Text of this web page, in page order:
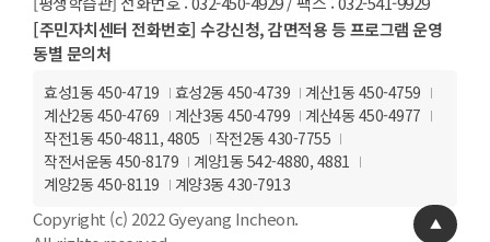
[주민자치센터 전화번호] 수강신청, 감면적용 등 프로그램 운영
동별 문의처
효성1동 450-4719 효성2동 450-4739
계산1동 450-4759
계산2동 450-4769
계산3동 450-4799
계산4동 450-4977
작전1동 450-4811, 4805
작전2동 430-7755
작전서운동 450-8179
계양1동 542-4880, 4881
계양2동 450-8119
계양3동 430-7913
Copyright (c) 2022 Gyeyang Incheon.